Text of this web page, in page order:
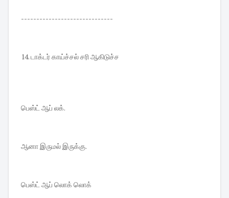
------------------------------
14. டாக்டர் காய்ச்சல் சரி ஆகிடுச்ச
பெஸ்ட் ஆப் லக்.
ஆனா இருமல் இருக்கு.
பெஸ்ட் ஆப் லொக் லொக்